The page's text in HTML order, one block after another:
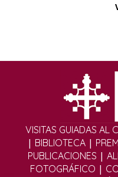
VISITAS GUIADAS AL
| BIBLIOTECA|
PUBLICACIONES |
FOTOGRÁFICO |